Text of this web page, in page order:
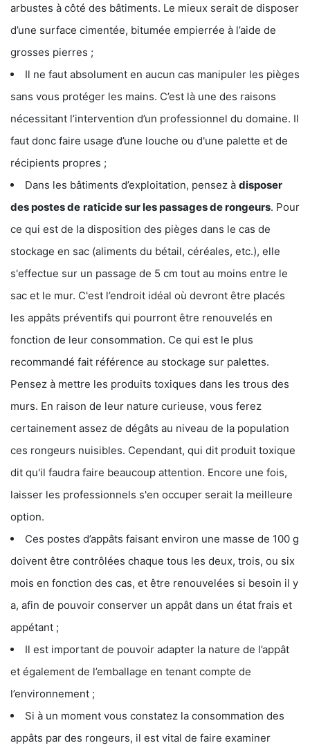
arbustes à côté des bâtiments. Le mieux serait de disposer
d’une surface cimentée, bitumée empierrée à l’aide de
grosses pierres ;
Il ne faut absolument en aucun cas manipuler les pièges
sans vous protéger les mains. C’est là une des raisons
nécessitant l’intervention d’un professionnel du domaine. Il
faut donc faire usage d’une louche ou d'une palette et de
récipients propres ;
Dans les bâtiments d’exploitation, pensez à disposer
des postes de raticide sur les passages de rongeurs. Pour
ce qui est de la disposition des pièges dans le cas de
stockage en sac (aliments du bétail, céréales, etc.), elle
s'effectue sur un passage de 5 cm tout au moins entre le
sac et le mur. C'est l’endroit idéal où devront être placés
les appâts préventifs qui pourront être renouvelés en
fonction de leur consommation. Ce qui est le plus
recommandé fait référence au stockage sur palettes.
Pensez à mettre les produits toxiques dans les trous des
murs. En raison de leur nature curieuse, vous ferez
certainement assez de dégâts au niveau de la population
ces rongeurs nuisibles. Cependant, qui dit produit toxique
dit qu'il faudra faire beaucoup attention. Encore une fois,
laisser les professionnels s'en occuper serait la meilleure
option.
Ces postes d’appâts faisant environ une masse de 100 g
doivent être contrôlées chaque tous les deux, trois, ou six
mois en fonction des cas, et être renouvelées si besoin il y
a, afin de pouvoir conserver un appât dans un état frais et
appétant ;
Il est important de pouvoir adapter la nature de l’appât
et également de l’emballage en tenant compte de
l’environnement ;
Si à un moment vous constatez la consommation des
appâts par des rongeurs, il est vital de faire examiner